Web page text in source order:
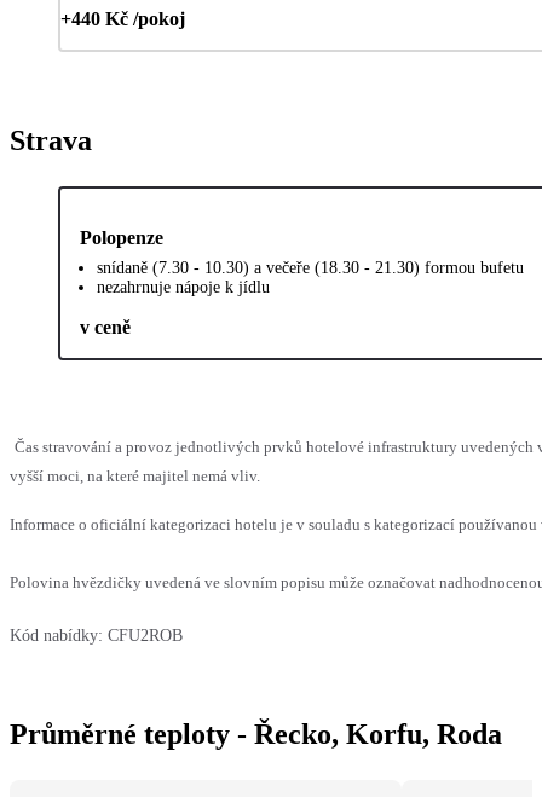
+440 Kč /pokoj
Strava
Polopenze
snídaně (7.30 - 10.30) a večeře (18.30 - 21.30) formou bufetu
nezahrnuje nápoje k jídlu
v ceně
Čas stravování a provoz jednotlivých prvků hotelové infrastruktury uvedených
vyšší moci, na které majitel nemá vliv.
Informace o oficiální kategorizaci hotelu je v souladu s kategorizací
Polovina hvězdičky uvedená ve slovním popisu může označovat
Kód nabídky: CFU2ROB
Průměrné teploty - Řecko, Korfu, Roda